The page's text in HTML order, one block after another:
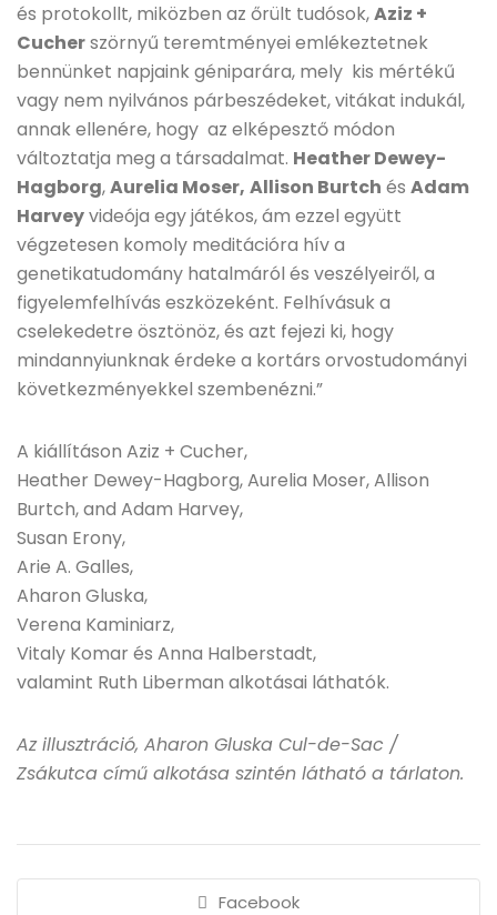
és protokollt, miközben az őrült tudósok,Aziz +
Cucherszörnyű teremtményei emlékeztetnek
bennünket napjaink géniparára, mely kis mértékű
vagy nem nyilvános párbeszédeket, vitákat indukál,
annak ellenére, hogy az elképesztő módon
változtatja meg a társadalmat. Heather Dewey-
Hagborg,Aurelia Moser, Allison Burtch és Adam
Harveyvideója egy játékos, ám ezzel együtt
végzetesen komoly meditációra hív a
genetikatudomány hatalmáról és veszélyeiről, a
figyelemfelhívás eszközeként. Felhívásuk a
cselekedetre ösztönöz, és azt fejezi ki, hogy
mindannyiunknak érdeke a kortárs orvostudományi
következményekkel szembenézni.”
A kiállításon Aziz + Cucher,
Heather Dewey-Hagborg, Aurelia Moser, Allison
Burtch, and Adam Harvey,
Susan Erony,
Arie A. Galles,
Aharon Gluska,
Verena Kaminiarz,
Vitaly Komar és Anna Halberstadt,
valamint Ruth Liberman alkotásai láthatók.
Az illusztráció, Aharon Gluska Cul-de-Sac /
Zsákutca című alkotása szintén látható a tárlaton.
Facebook